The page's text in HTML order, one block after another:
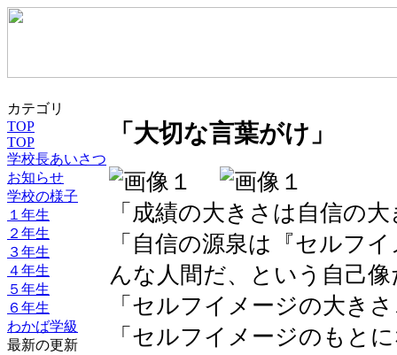
カテゴリ
TOP
TOP
学校長あいさつ
お知らせ
学校の様子
１年生
２年生
３年生
４年生
５年生
６年生
わかば学級
最新の更新
「大切な言葉がけ」
「成績の大きさは自信の
「自信の源泉は『セルフ
んな人間だ、という自己像
「セルフイメージの大き
「セルフイメージのもと